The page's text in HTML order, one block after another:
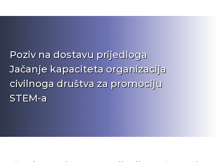
Poziv na dostavu prijedloga
Jačanje kapaciteta organizacija
civilnoga društva za promociju
STEM-a